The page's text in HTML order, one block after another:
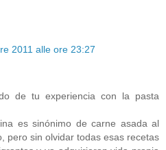
2011 alle ore 23:27
de tu experiencia con la pasta
es sinónimo de carne asada al
pero sin olvidar todas esas recetas